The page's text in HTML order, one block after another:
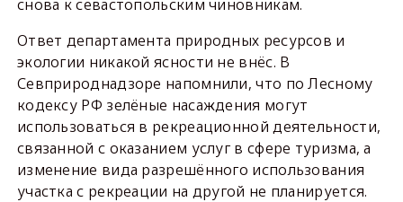
снова к севастопольским чиновникам.
Ответ департамента природных ресурсов и
экологии никакой ясности не внёс. В
Севприроднадзоре напомнили, что по Лесному
кодексу РФ зелёные насаждения могут
использоваться в рекреационной деятельности,
связанной с оказанием услуг в сфере туризма, а
изменение вида разрешённого использования
участка с рекреации на другой не планируется.